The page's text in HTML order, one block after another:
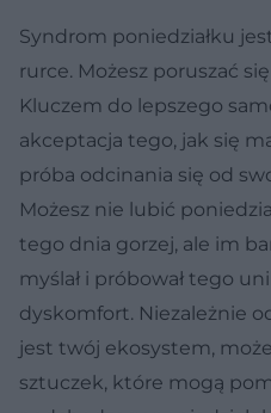
Syndrom poniedziałku
rurce. Możesz poruszać
Kluczem do lepszego
akceptacja tego, jak się
próba odcinania się od
Możesz nie lubić
tego dnia gorzej, ale im
myślał i próbował tego
dyskomfort. Niezależnie
jest twój ekosystem,
sztuczek, które mogą